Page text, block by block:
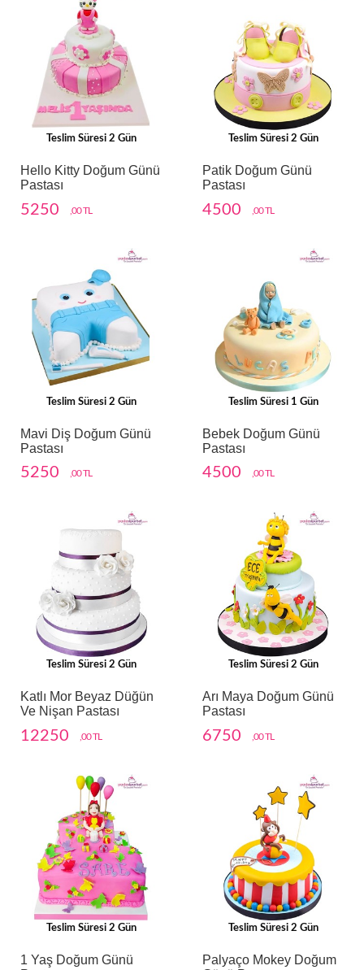
Teslim Süresi 2 Gün
Hello Kitty Doğum Günü
Pastası
5250 ,00 TL
Teslim Süresi 2 Gün
Patik Doğum Günü
Pastası
4500 ,00 TL
Teslim Süresi 2 Gün
Mavi Diş Doğum Günü
Pastası
5250 ,00 TL
Teslim Süresi 1 Gün
Bebek Doğum Günü
Pastası
4500 ,00 TL
Teslim Süresi 2 Gün
Katlı Mor Beyaz Düğün
Ve Nişan Pastası
12250 ,00 TL
Teslim Süresi 2 Gün
Arı Maya Doğum Günü
Pastası
6750 ,00 TL
Teslim Süresi 2 Gün
1 Yaş Doğum Günü
Teslim Süresi 2 Gün
Palyaço Mokey Doğum